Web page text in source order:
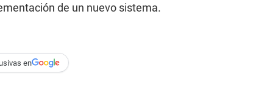
de un nuevo sistema.
en